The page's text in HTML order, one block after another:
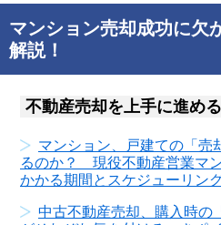
マンション売却成功に欠
解説！
不動産売却を上手に進め
マンション、戸建ての「売
るのか？ 現役不動産営業マ
かかる期間とスケジューリン
中古不動産売却、購入時の